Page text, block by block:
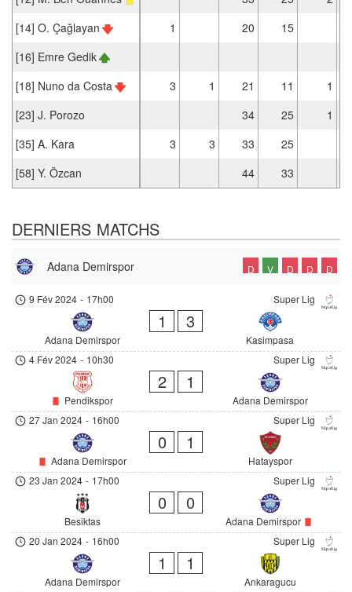
[14] O. Çağlayan
1 20
15
[16] Emre Gedik
[18] Nuno da Costa
3 1 21 11
1
[23] J. Porozo
34 25
1
[35] A. Kara
3 3 33
25
[58] Y. Özcan
44 33
DERNIERS MATCHS
Adana Demirspor D V D D D
Super Lig
9 Fév 2024 - 17h00
Adana Demirspor
1 3
Kasimpasa
Super Lig
4 Fév 2024 - 10h30
Pendikspor
2 1
Adana Demirspor
Super Lig
27 Jan 2024 - 16h00
Adana Demirspor
0 1
Hatayspor
Super Lig
23 Jan 2024 - 17h00
Besiktas
0 0
Adana Demirspor
Super Lig
20 Jan 2024 - 16h00
Adana Demirspor
1 1
Ankaragucu